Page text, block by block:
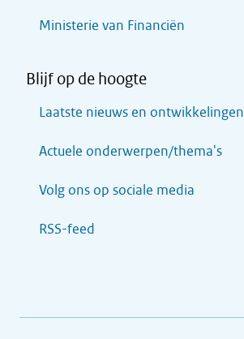
Ministerie van Financiën
Blijf op de hoogte
Laatste nieuws en ontwikkelingen
Actuele onderwerpen/thema's
Volg ons op sociale media
RSS-feed